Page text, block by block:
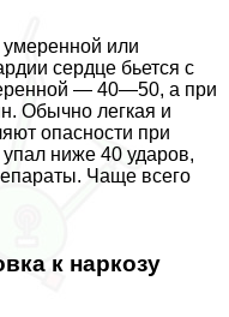
умеренной или
сердце бьется с
— 40—50, а при
Обычно легкая и
опасности при
ниже 40 ударов,
Чаще всего
к наркозу